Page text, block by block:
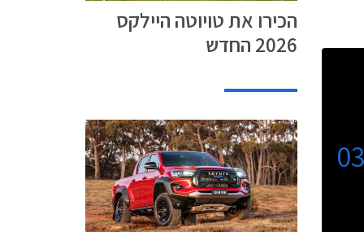
הכירו את טויוטה היילקס
2026 החדש